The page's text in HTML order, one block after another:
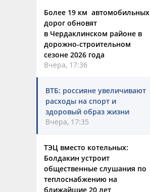
Более 19 км автомобильных
дорог обновят
в Чердаклинском районе в
дорожно-строительном
сезоне 2026 года
Вчера, 17:36
ВТБ: россияне увеличивают
расходы на спорт и
здоровый образ жизни
Вчера, 17:35
ТЭЦ вместо котельных:
Болдакин устроит
общественные слушания по
теплоснабжению на
ближайшие 20 лет